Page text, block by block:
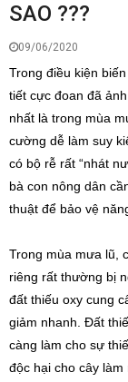
SAO ???
09/06/2020
Trong điều kiện
tiết cực đoan đã
nhất là trong mùa
cường dễ làm suy
có bộ rễ rất “nhát
bà con nông dân
thuật để bảo vệ
Trong mùa mưa lũ,
riêng rất thường bị
đất thiếu oxy cung
giảm nhanh. Đất
càng làm cho sự
độc hại cho cây